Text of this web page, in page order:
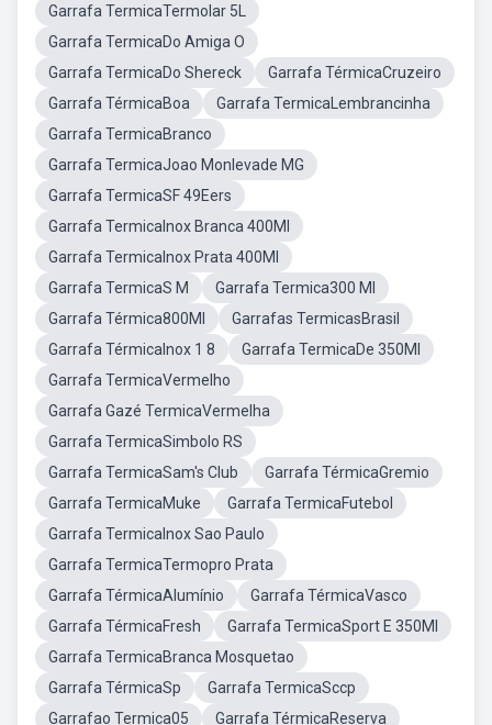
Garrafa TermicaTermolar 5L
Garrafa TermicaDo Amiga O
Garrafa TermicaDo Shereck
Garrafa TérmicaCruzeiro
Garrafa TérmicaBoa
Garrafa TermicaLembrancinha
Garrafa TermicaBranco
Garrafa TermicaJoao Monlevade MG
Garrafa TermicaSF 49Eers
Garrafa TermicaInox Branca 400Ml
Garrafa TermicaInox Prata 400Ml
Garrafa TermicaS M
Garrafa Termica300 Ml
Garrafa Térmica800Ml
Garrafas TermicasBrasil
Garrafa TérmicaInox 1 8
Garrafa TermicaDe 350Ml
Garrafa TermicaVermelho
Garrafa Gazé TermicaVermelha
Garrafa TermicaSimbolo RS
Garrafa TermicaSam's Club
Garrafa TérmicaGremio
Garrafa TermicaMuke
Garrafa TermicaFutebol
Garrafa TermicaInox Sao Paulo
Garrafa TermicaTermopro Prata
Garrafa TérmicaAlumínio
Garrafa TérmicaVasco
Garrafa TérmicaFresh
Garrafa TermicaSport E 350Ml
Garrafa TermicaBranca Mosquetao
Garrafa TérmicaSp
Garrafa TermicaSccp
Garrafao Termica05
Garrafa TérmicaReserva